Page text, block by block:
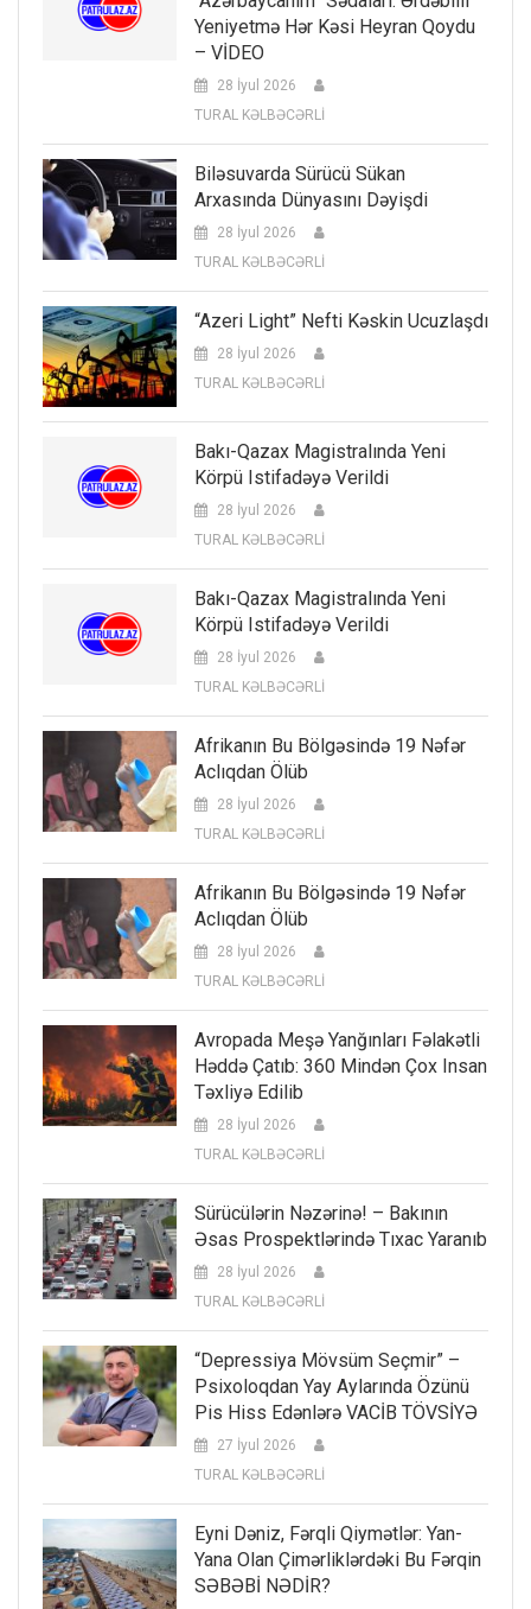
Yeniyetmə Hər Kəsi Heyran Qoydu
– VİDEO
28 İyul 2026
TURAL KƏLBƏCƏRLİ
Biləsuvarda Sürücü Sükan
Arxasında Dünyasını Dəyişdi
28 İyul 2026
TURAL KƏLBƏCƏRLİ
“Azeri Light” Nefti Kəskin Ucuzlaşdı
28 İyul 2026
TURAL KƏLBƏCƏRLİ
Bakı-Qazax Magistralında Yeni
Körpü Istifadəyə Verildi
28 İyul 2026
TURAL KƏLBƏCƏRLİ
Bakı-Qazax Magistralında Yeni
Körpü Istifadəyə Verildi
28 İyul 2026
TURAL KƏLBƏCƏRLİ
Afrikanın Bu Bölgəsində 19 Nəfər
Aclıqdan Ölüb
28 İyul 2026
TURAL KƏLBƏCƏRLİ
Afrikanın Bu Bölgəsində 19 Nəfər
Aclıqdan Ölüb
28 İyul 2026
TURAL KƏLBƏCƏRLİ
Avropada Meşə Yanğınları Fəlakətli
Həddə Çatıb: 360 Mindən Çox Insan
Təxliyə Edilib
28 İyul 2026
TURAL KƏLBƏCƏRLİ
Sürücülərin Nəzərinə! – Bakının
Əsas Prospektlərində Tıxac Yaranıb
28 İyul 2026
TURAL KƏLBƏCƏRLİ
“Depressiya Mövsüm Seçmir” –
Psixoloqdan Yay Aylarında Özünü
Pis Hiss Edənlərə VACİB TÖVSİYƏ
27 İyul 2026
TURAL KƏLBƏCƏRLİ
Eyni Dəniz, Fərqli Qiymətlər: Yan-
Yana Olan Çimərliklərdəki Bu Fərqin
SƏBƏBİ NƏDİR?